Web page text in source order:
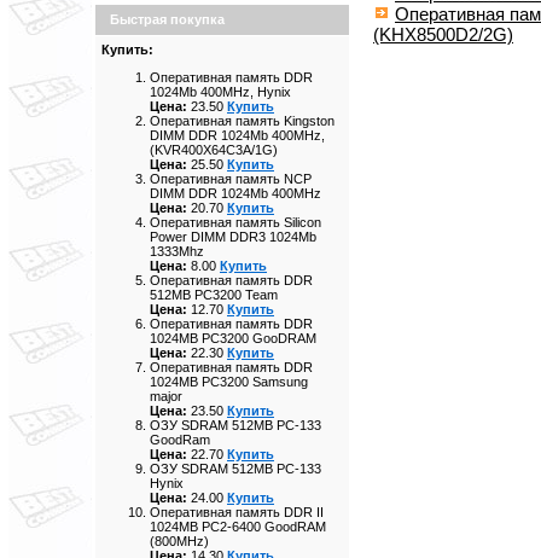
Быстрая покупка
Купить:
Оперативная память DDR
1024Mb 400MHz, Hynix
Цена: 23.50 Купить
Оперативная память Kingston
DIMM DDR 1024Mb 400MHz,
(KVR400X64C3A/1G)
Цена: 25.50 Купить
Оперативная память NCP
DIMM DDR 1024Mb 400MHz
Цена: 20.70 Купить
Оперативная память Silicon
Power DIMM DDR3 1024Mb
1333Mhz
Цена: 8.00 Купить
Оперативная память DDR
512MB PC3200 Team
Цена: 12.70 Купить
Оперативная память DDR
1024MB PC3200 GooDRAM
Цена: 22.30 Купить
Оперативная память DDR
1024MB PC3200 Samsung
major
Цена: 23.50 Купить
ОЗУ SDRAM 512MB PC-133
GoodRam
Цена: 22.70 Купить
ОЗУ SDRAM 512MB PC-133
Hynix
Цена: 24.00 Купить
Оперативная память DDR II
1024MB PC2-6400 GoodRAM
(800MHz)
Оперативная
(KHX8500D2/2G)